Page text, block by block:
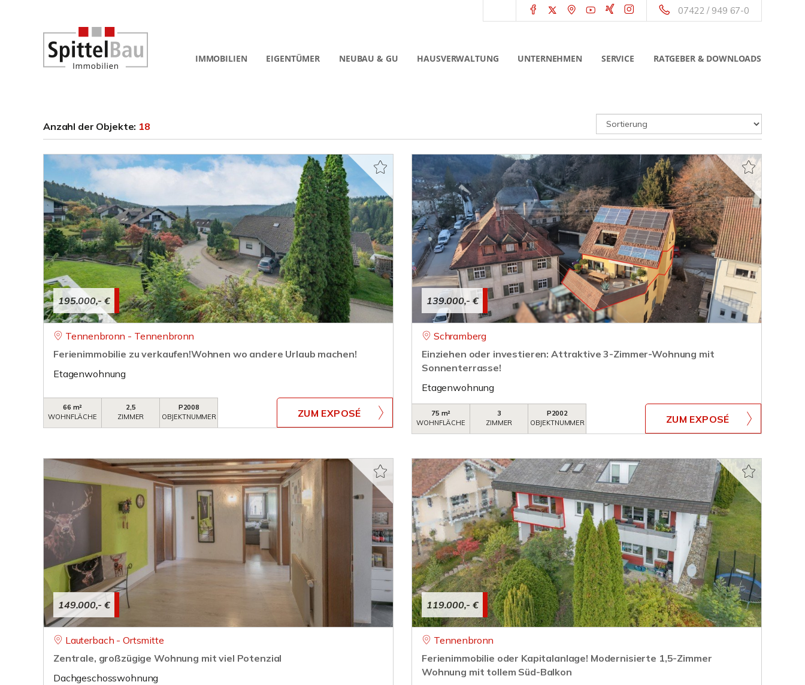
07422 / 949 67-0
IMMOBILIEN EIGENTÜMER NEUBAU & GU HAUSVERWALTUNG UNTERNEHMEN SERVICE RATGEBER & DOWNLOADS
Anzahl der Objekte: 18
195.000,- €
Tennenbronn - Tennenbronn
Ferienimmobilie zu verkaufen!Wohnen wo andere Urlaub machen!
Etagenwohnung
66 m²
WOHNFLÄCHE
2,5
ZIMMER
P2008
OBJEKTNUMMER
ZUM EXPOSÉ
139.000,- €
Schramberg
Einziehen oder investieren: Attraktive 3-Zimmer-Wohnung mit
Sonnenterrasse!
Etagenwohnung
75 m²
WOHNFLÄCHE
3
ZIMMER
P2002
OBJEKTNUMMER
ZUM EXPOSÉ
149.000,- €
Lauterbach - Ortsmitte
Zentrale, großzügige Wohnung mit viel Potenzial
Dachgeschosswohnung
119.000,- €
Tennenbronn
Ferienimmobilie oder Kapitalanlage! Modernisierte 1,5-Zimmer
Wohnung mit tollem Süd-Balkon